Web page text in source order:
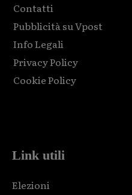
Contatti
Pubblicità su Vpost
Info Legali
Privacy Policy
Cookie Policy
Link utili
Elezioni